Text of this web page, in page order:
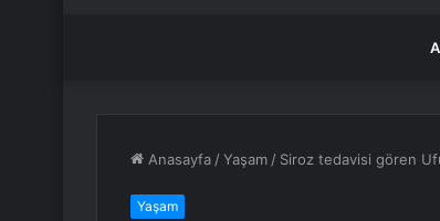
Anasayfa /Yaşam / Siroz tedavisi gören
Yaşam